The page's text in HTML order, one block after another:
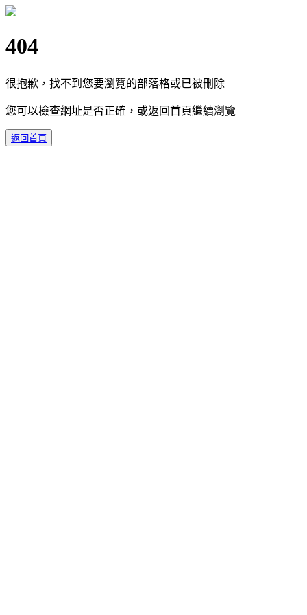
404
很抱歉，找不到您要瀏覽的部落格或已被刪除
您可以檢查網址是否正確，或返回首頁繼續瀏覽
返回首頁